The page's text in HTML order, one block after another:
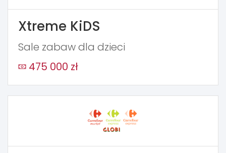
Xtreme KiDS
Sale zabaw dla dzieci
475 000 zł